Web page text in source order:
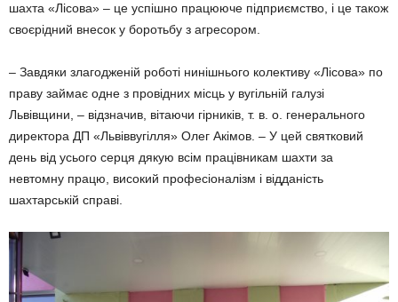
шахта «Лісова» – це успішно працююче підприємство, і це також
своєрідний внесок у боротьбу з агресором.
– Завдяки злагодженій роботі нинішнього колективу «Лісова» по
праву займає одне з провідних місць у вугільній галузі
Львівщини, – відзначив, вітаючи гірників, т. в. о. генерального
директора ДП «Львіввугілля» Олег Акімов. – У цей святковий
день від усього серця дякую всім працівникам шахти за
невтомну працю, високий професіоналізм і відданість
шахтарській справі.